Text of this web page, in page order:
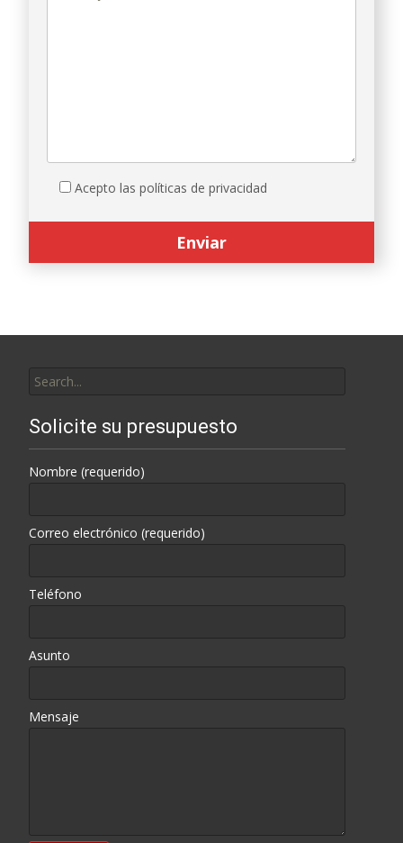
Acepto las políticas de privacidad
for:
Solicite su presupuesto
Nombre (requerido)
Correo electrónico (requerido)
Teléfono
Asunto
Mensaje